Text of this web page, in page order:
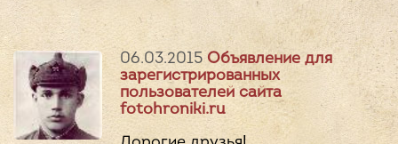
06.03.2015 Объявление для
зарегистрированных
пользователей сайта
fotohroniki.ru